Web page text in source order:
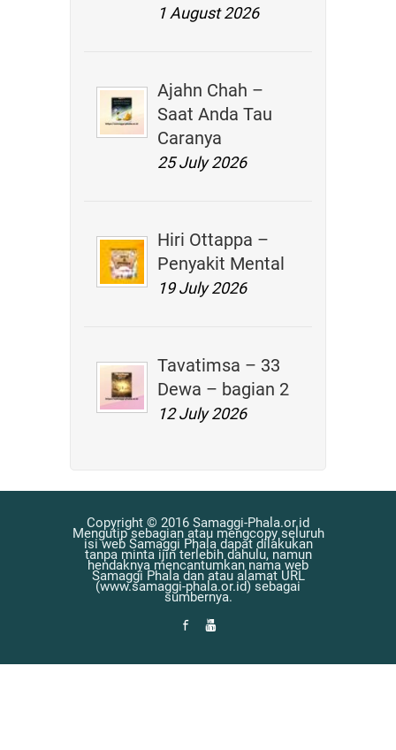
1 August 2026
Ajahn Chah –
Saat Anda Tau
Caranya
25 July 2026
Hiri Ottappa –
Penyakit Mental
19 July 2026
Tavatimsa – 33
Dewa – bagian 2
12 July 2026
Copyright © 2016 Samaggi-Phala.or.id
Mengutip sebagian atau mengcopy seluruh
isi web Samaggi Phala dapat dilakukan
tanpa minta ijin terlebih dahulu, namun
hendaknya mencantumkan nama web
Samaggi Phala dan atau alamat URL
(www.samaggi-phala.or.id) sebagai
sumbernya.